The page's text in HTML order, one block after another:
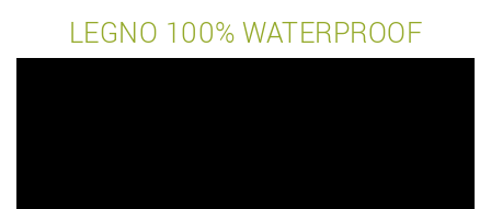
LEGNO 100% WATERPROOF